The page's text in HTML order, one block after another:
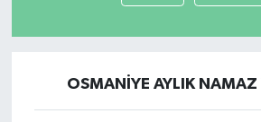
OSMANIYE AYLIK NAMAZ